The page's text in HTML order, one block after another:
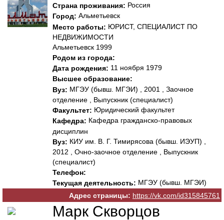
Страна проживания: Россия
Город: Альметьевск
Место работы: ЮРИСТ, СПЕЦИАЛИСТ ПО
НЕДВИЖИМОСТИ
Альметьевск 1999
Родом из города:
Дата рождения: 11 ноября 1979
Высшее образование:
Вуз: МГЭУ (бывш. МГЭИ) , 2001 , Заочное
отделение , Выпускник (специалист)
Факультет: Юридический факультет
Кафедра: Кафедра гражданско-правовых
дисциплин
Вуз: КИУ им. В. Г. Тимирясова (бывш. ИЭУП) ,
2012 , Очно-заочное отделение , Выпускник
(специалист)
Телефон:
Текущая деятельность: МГЭУ (бывш. МГЭИ)
Адрес страницы: https://vk.com/id315845761
Марк Скворцов